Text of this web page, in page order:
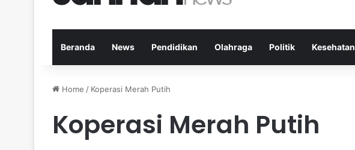
Beranda News Pendidikan Olahraga Politik Kesehatan
Home / Koperasi Merah Putih
Koperasi Merah Putih